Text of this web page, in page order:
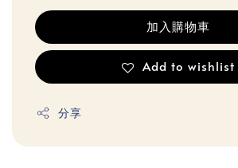
加入購物車
Add to wishlist
分享